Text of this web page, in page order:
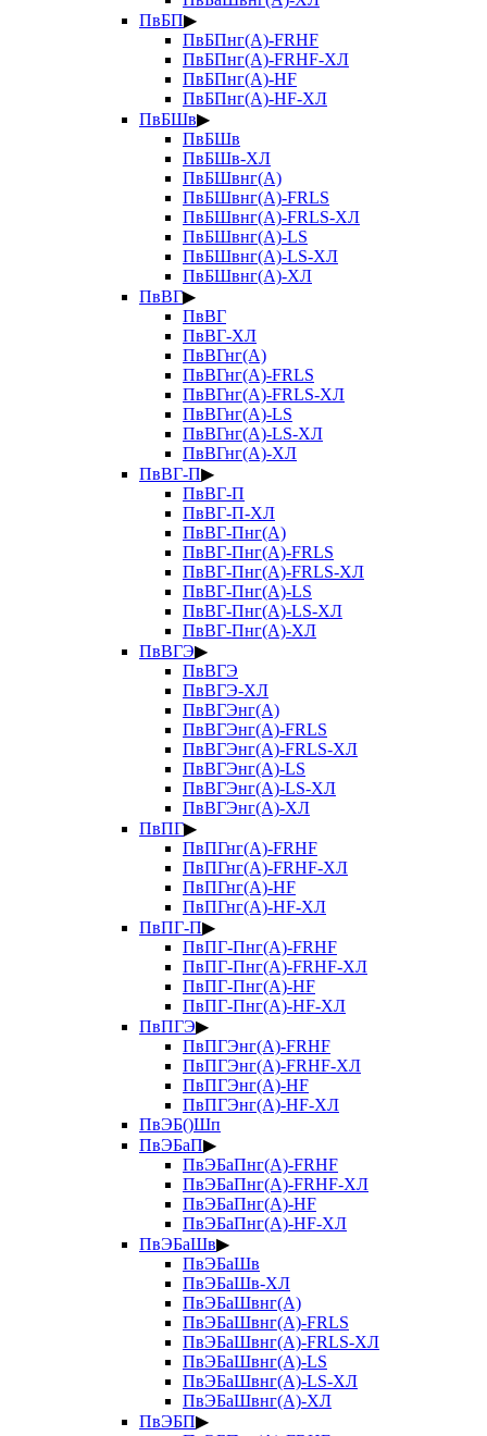
ПвБП▶
ПвБПнг(А)-FRHF
ПвБПнг(А)-FRHF-ХЛ
ПвБПнг(А)-HF
ПвБПнг(А)-HF-ХЛ
ПвБШв▶
ПвБШв
ПвБШв-ХЛ
ПвБШвнг(А)
ПвБШвнг(А)-FRLS
ПвБШвнг(А)-FRLS-ХЛ
ПвБШвнг(А)-LS
ПвБШвнг(А)-LS-ХЛ
ПвБШвнг(А)-ХЛ
ПвВГ▶
ПвВГ
ПвВГ-ХЛ
ПвВГнг(А)
ПвВГнг(А)-FRLS
ПвВГнг(А)-FRLS-ХЛ
ПвВГнг(А)-LS
ПвВГнг(А)-LS-ХЛ
ПвВГнг(А)-ХЛ
ПвВГ-П▶
ПвВГ-П
ПвВГ-П-ХЛ
ПвВГ-Пнг(А)
ПвВГ-Пнг(А)-FRLS
ПвВГ-Пнг(А)-FRLS-ХЛ
ПвВГ-Пнг(А)-LS
ПвВГ-Пнг(А)-LS-ХЛ
ПвВГ-Пнг(А)-ХЛ
ПвВГЭ▶
ПвВГЭ
ПвВГЭ-ХЛ
ПвВГЭнг(А)
ПвВГЭнг(А)-FRLS
ПвВГЭнг(А)-FRLS-ХЛ
ПвВГЭнг(А)-LS
ПвВГЭнг(А)-LS-ХЛ
ПвВГЭнг(А)-ХЛ
ПвПГ▶
ПвПГнг(А)-FRHF
ПвПГнг(А)-FRHF-ХЛ
ПвПГнг(А)-HF
ПвПГнг(А)-HF-ХЛ
ПвПГ-П▶
ПвПГ-Пнг(А)-FRHF
ПвПГ-Пнг(А)-FRHF-ХЛ
ПвПГ-Пнг(А)-HF
ПвПГ-Пнг(А)-HF-ХЛ
ПвПГЭ▶
ПвПГЭнг(А)-FRHF
ПвПГЭнг(А)-FRHF-ХЛ
ПвПГЭнг(А)-HF
ПвПГЭнг(А)-HF-ХЛ
ПвЭБ()Шп
ПвЭБаП▶
ПвЭБаПнг(А)-FRHF
ПвЭБаПнг(А)-FRHF-ХЛ
ПвЭБаПнг(А)-HF
ПвЭБаПнг(А)-HF-ХЛ
ПвЭБаШв▶
ПвЭБаШв
ПвЭБаШв-ХЛ
ПвЭБаШвнг(А)
ПвЭБаШвнг(А)-FRLS
ПвЭБаШвнг(А)-FRLS-ХЛ
ПвЭБаШвнг(А)-LS
ПвЭБаШвнг(А)-LS-ХЛ
ПвЭБаШвнг(А)-ХЛ
ПвЭБП▶